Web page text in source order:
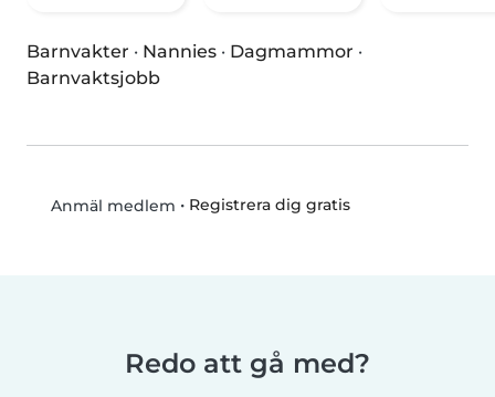
Barnvakter · Nannies · Dagmammor ·
Barnvaktsjobb
Anmäl medlem • Registrera dig gratis
Redo att gå med?